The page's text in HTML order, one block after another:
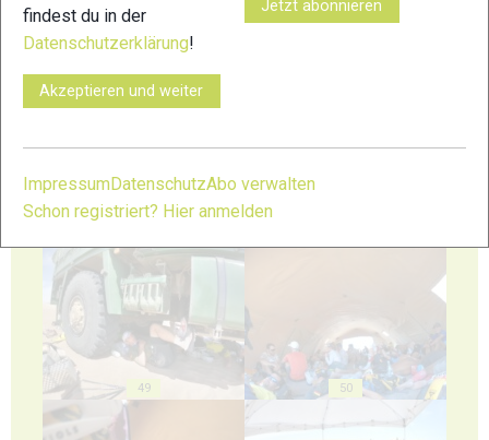
45
49 50
findest du in der
Datenschutzerklärung!
Akzeptieren und weiter
Jetzt abonnieren
ImpressumDatenschutzAbo verwalten
Schon registriert? Hier anmelden